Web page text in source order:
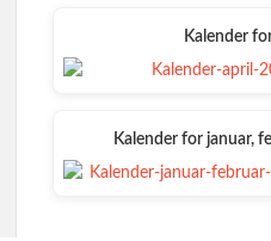
Kalender
Kalender for januar,